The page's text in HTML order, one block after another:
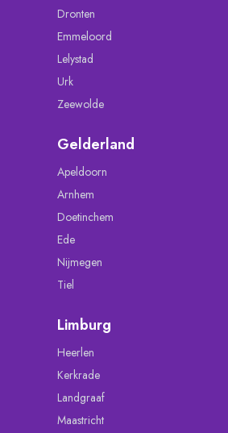
Dronten
Emmeloord
Lelystad
Urk
Zeewolde
Gelderland
Apeldoorn
Arnhem
Doetinchem
Ede
Nijmegen
Tiel
Limburg
Heerlen
Kerkrade
Landgraaf
Maastricht